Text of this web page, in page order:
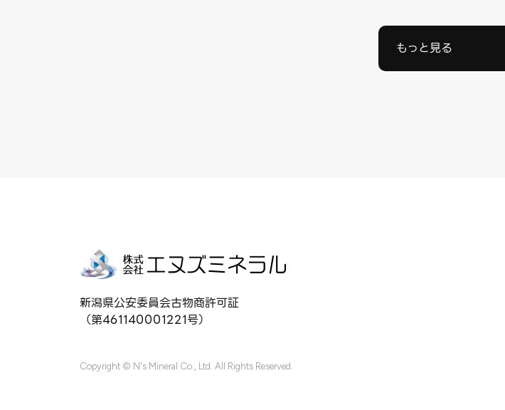
もっと見る
新潟県公安委員会古物商許可証
（第461140001221号）
Copyright © N's Mineral Co., Ltd. All Rights Reserved.